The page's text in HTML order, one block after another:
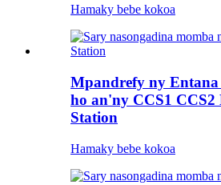
Hamaky bebe kokoa
Mpandrefy ny
ho an'ny CCS1 CCS2
Station
Hamaky bebe kokoa